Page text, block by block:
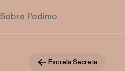
Sobre Podimo
Escuela Secreta